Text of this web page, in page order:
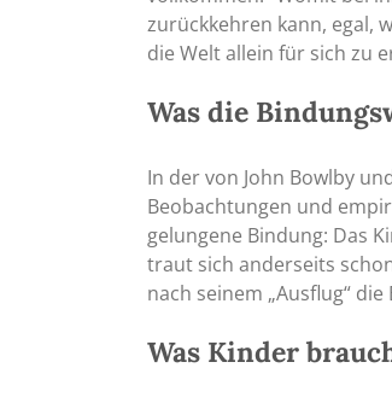
zurückkehren kann, egal,
die Welt allein für sich zu
Was die
In der von John Bowlby
Beobachtungen und
gelungene Bindung: Das
traut sich anderseits
nach seinem „Ausflug“
Was Kinder